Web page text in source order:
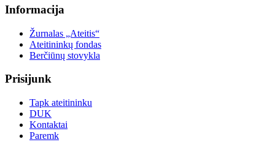
Informacija
Žurnalas „Ateitis“
Ateitininkų fondas
Berčiūnų stovykla
Prisijunk
Tapk ateitininku
DUK
Kontaktai
Paremk